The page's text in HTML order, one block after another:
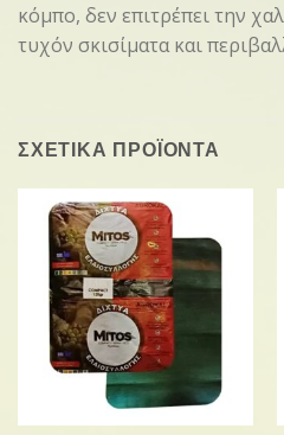
κόμπο, δεν επιτρέπει την
τυχόν σκισίματα και
ΣΧΕΤΙΚΑ ΠΡΟΪΟΝΤΑ